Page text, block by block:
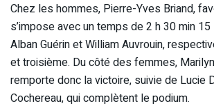
Chez les hommes, Pierre-Yves Briand,
s’impose avec un temps de 2 h 30 min
Alban Guérin et William Auvrouin,
et troisième. Du côté des femmes,
remporte donc la victoire, suivie de Lucie
Cochereau, qui complètent le podium.